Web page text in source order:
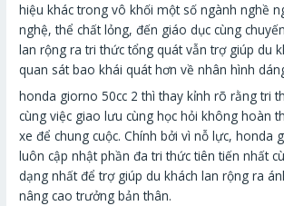
hiệu khác trong vô khối một số ngành nghề
nghệ, thể chất lỏng, đến giáo dục cùng
lan rộng ra tri thức tổng quát vẫn trợ giúp du
quan sát bao khái quát hơn về nhân hình
honda giorno 50cc 2 thì thay kỉnh rõ rằng tri
cùng việc giao lưu cùng học hỏi không hoàn
xe để chung cuộc. Chính bởi vì nỗ lực, honda
luôn cập nhật phần đa tri thức tiên tiến nhất
dạng nhất để trợ giúp du khách lan rộng ra
nâng cao trưởng bản thân.